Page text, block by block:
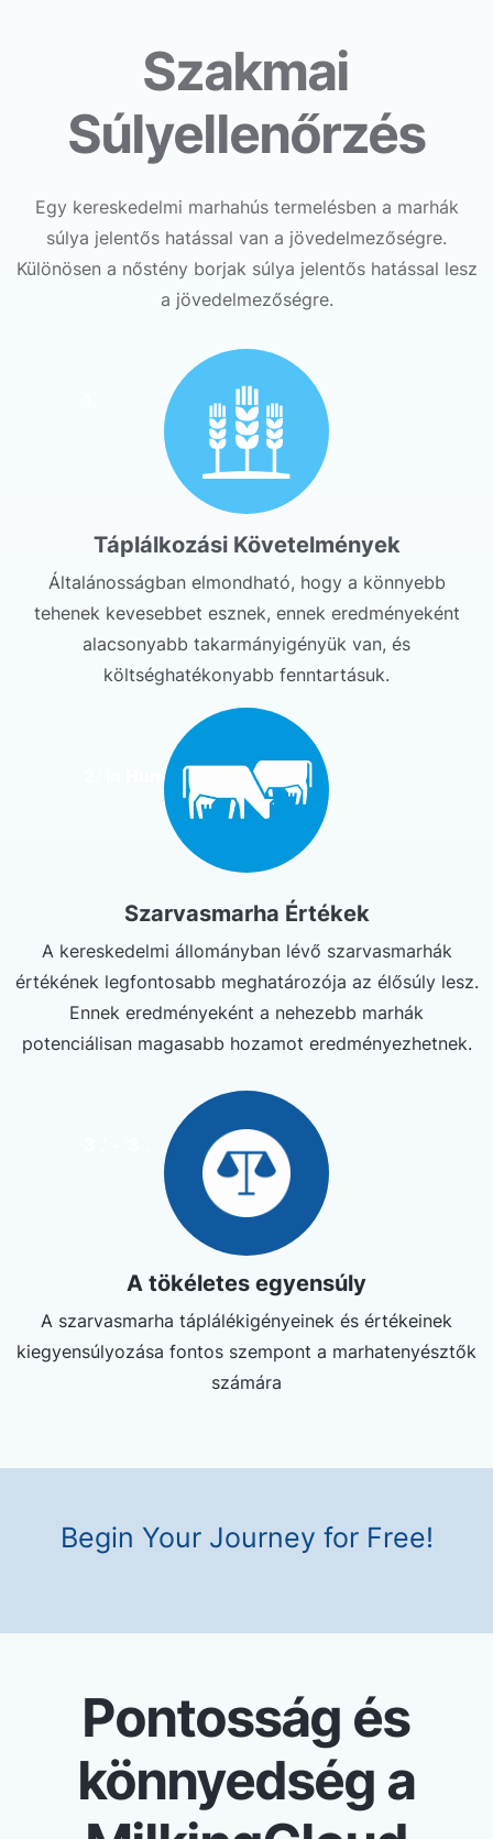
Szakmai
Súlyellenőrzés
Egy kereskedelmi marhahús termelésben a marhák
súlya jelentős hatással van a jövedelmezőségre.
Különösen a nőstény borjak súlya jelentős hatással lesz
a jövedelmezőségre.
Táplálkozási Követelmények
Általánosságban elmondható, hogy a könnyebb
tehenek kevesebbet esznek, ennek eredményeként
alacsonyabb takarmányigényük van, és
költséghatékonyabb fenntartásuk.
2.' in Hungarian would be '2.
Szarvasmarha Értékek
A kereskedelmi állományban lévő szarvasmarhák
értékének legfontosabb meghatározója az élősúly lesz.
Ennek eredményeként a nehezebb marhák
potenciálisan magasabb hozamot eredményezhetnek.
A tökéletes egyensúly
A szarvasmarha táplálékigényeinek és értékeinek
kiegyensúlyozása fontos szempont a marhatenyésztők
számára
Begin Your Journey for Free!
Pontosság és
könnyedség a